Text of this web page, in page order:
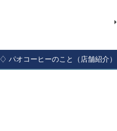
♢ パオコーヒーのこと（店舗紹介）